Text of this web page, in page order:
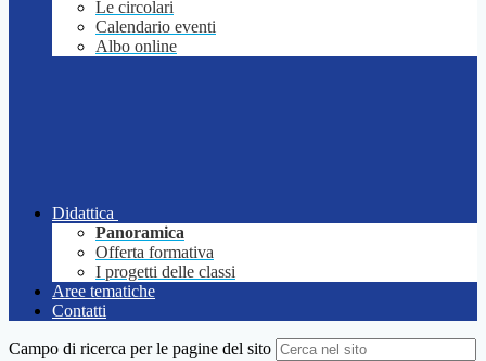
Le circolari
Calendario eventi
Albo online
Didattica
Panoramica
Offerta formativa
I progetti delle classi
Aree tematiche
Contatti
Campo di ricerca per le pagine del sito